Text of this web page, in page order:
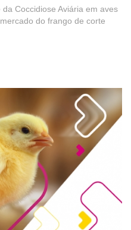
Coccidiose Aviária em aves
do frango de corte